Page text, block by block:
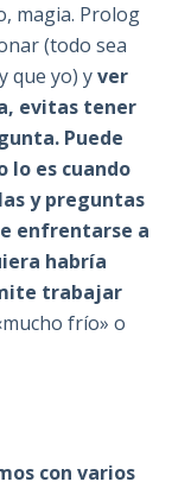
magia. Prolog
(todo sea
que yo) yver
evitas tener
Puede
lo es cuando
y preguntas
enfrentarse a
habría
trabajar
frío» o
con varios